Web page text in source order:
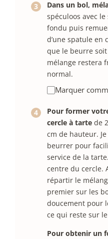
Dans un bol,
spéculoos avec
fondu puis
d’une spatule en
que le beurre
mélange restera
normal.
Marquer
Pour former
cercle à tarte de
cm de hauteur.
beurrer pour
service de la tarte.
centre du cercle.
répartir le
premier sur les
doucement pour
ce qui reste sur
Pour obtenir un